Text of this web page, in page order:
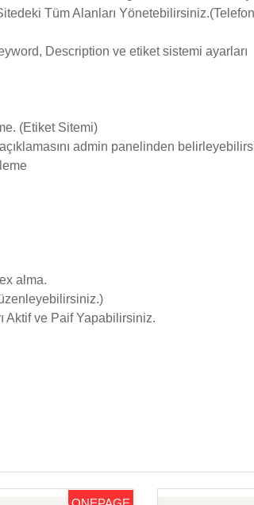
Tüm Alanları
Description ve etiket sistemi ayarları
(Etiket Sitemi)
admin panelinden
alma.
Aktif ve Paif Yapabilirsiniz.